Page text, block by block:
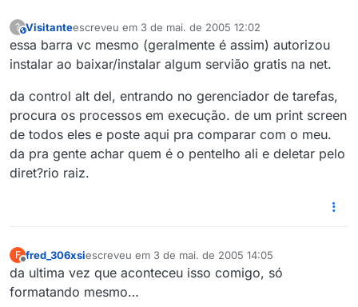
?This user is from outside of this forum
Visitanteescreveu em 3 de mai. de 2005 12:02
última edição por
essa barra vc mesmo (geralmente é assim) autorizou
instalar ao baixar/instalar algum servião gratis na net.
da control alt del, entrando no gerenciador de tarefas,
procura os processos em execução. de um print screen
de todos eles e poste aqui pra comparar com o meu.
da pra gente achar quem é o pentelho ali e deletar pelo
diret?rio raiz.
F
Offline
fred_306xsiescreveu em 3 de mai. de 2005 14:05
última edição por
da ultima vez que aconteceu isso comigo, só
formatando mesmo…